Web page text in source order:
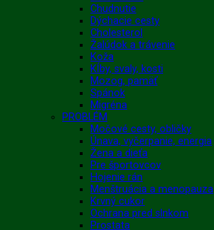
Chudnutie
Dýchacie cesty
Cholesterol
Žalúdok a trávenie
Koža
Kĺby, svaly, kosti
Mozog, pamäť
Spánok
Migréna
PROBLÉM
Močové cesty, obličky
Únava, vyčerpanie, energia
Žena a dieťa
Pre športovcov
Hojenie rán
Menštruácia a menopauza
Krvný cukor
Ochrana pred slnkom
Prostata